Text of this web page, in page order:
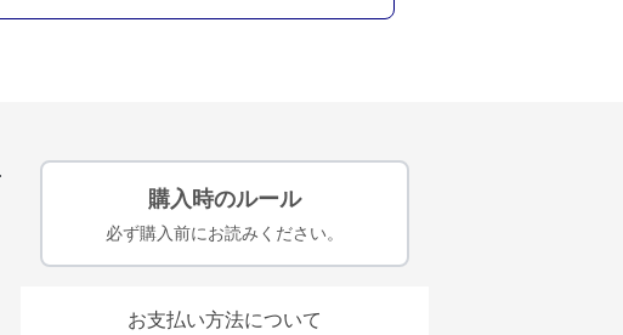
購入時のルール
必ず購入前にお読みください。
お支払い方法について